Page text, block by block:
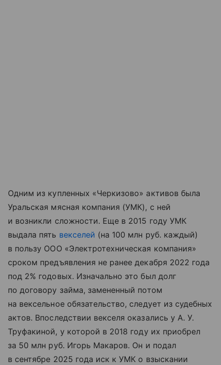
Одним из купленных «Черкизово» активов была
Уральская мясная компания (УМК), с ней
и возникли сложности. Еще в 2015 году УМК
выдала пять векселей (на 100 млн руб. каждый)
в пользу ООО «Электротехническая компания»
сроком предъявления не ранее декабря 2022 года
под 2% годовых. Изначально это был долг
по договору займа, замененный потом
на вексельное обязательство, следует из судебных
актов. Впоследствии векселя оказались у А. У.
Труфакиной, у которой в 2018 году их приобрел
за 50 млн руб. Игорь Макаров. Он и подал
в сентябре 2025 года иск к УМК о взыскании